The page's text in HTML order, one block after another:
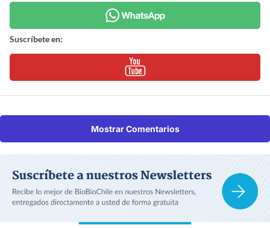
Suscríbete en:
Mostrar Comentarios